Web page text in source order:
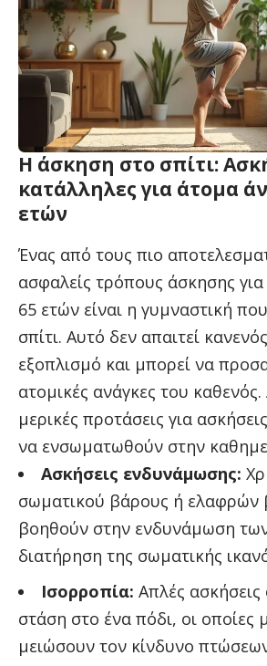
Η άσκηση στο σπίτι:
κατάλληλες για άτομα
ετών
Ένας από τους πιο
ασφαλείς τρόπους άσκησης
65 ετών είναι η γυμναστική
σπίτι. Αυτό δεν απαιτεί
εξοπλισμό και μπορεί να
ατομικές ανάγκες του
μερικές προτάσεις για
να ενσωματωθούν στην
Ασκήσεις ενδυνάμωσης:
σωματικού βάρους ή
βοηθούν στην ενδυνάμωση
διατήρηση της σωματικής
Ισορροπία: Απλές
στάση στο ένα πόδι, οι οποίες
μειώσουν τον κίνδυνο